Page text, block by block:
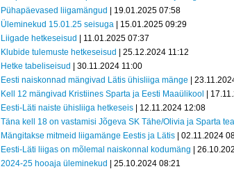
Pühapäevased liigamängud
| 19.01.2025 07:58
Üleminekud 15.01.25 seisuga | 15.01.2025 09:29
Liigade hetkeseisud
| 11.01.2025 07:37
Klubide tulemuste hetkeseisud
| 25.12.2024 11:12
Hetke tabeliseisud
| 30.11.2024 11:00
Eesti naiskonnad mängivad Lätis ühisliiga mänge |
Kell 12 mängivad Kristiines Sparta ja Eesti Maaülikool
|
Eesti-Läti naiste ühisliiga hetkeseis | 12.11.2024 12:08
Täna kell 18 on vastamisi Jõgeva SK Tähe/Olivia ja Sparta
Mängitakse mitmeid liigamänge Eestis ja Lätis | 02.11.2024
Eesti-Läti liigas on mõlemal naiskonnal kodumäng |
2024-25 hooaja üleminekud
| 25.10.2024 08:21